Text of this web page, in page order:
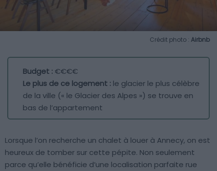
Crédit photo : Airbnb
Budget :€€€€
Le plus de ce logement : le glacier le plus célèbre
de la ville (« le Glacier des Alpes ») se trouve en
bas de l’appartement
Lorsque l’on recherche un chalet à louer à Annecy, on est
heureux de tomber sur cette pépite. Non seulement
parce qu’elle bénéficie d’une localisation parfaite rue